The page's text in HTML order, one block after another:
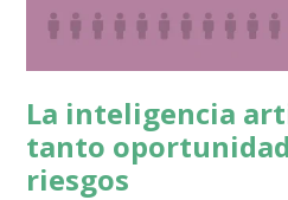
La inteligencia
tanto
riesgos